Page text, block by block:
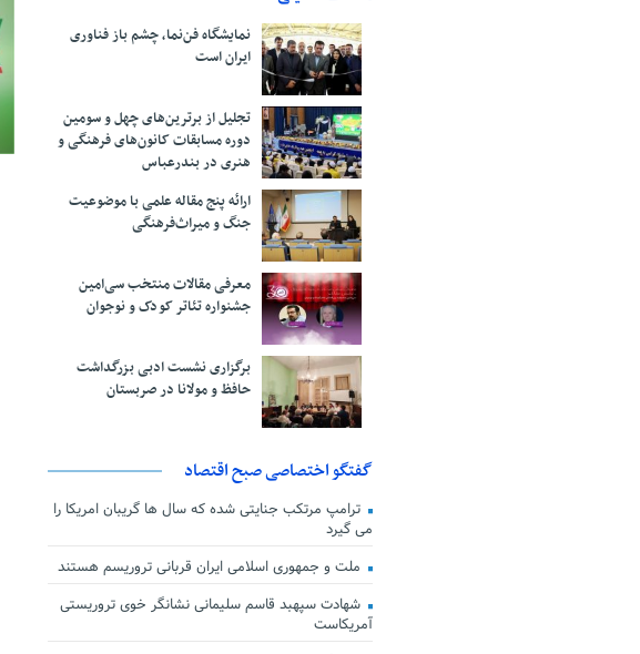
نمایشگاه فن‌نما، چشم باز فناوری
ایران است
تجلیل از بر‌ترین‌های چهل و سومین
دوره مسابقات کانون‌های فرهنگی و
هنری در بندرعباس
ارائه پنج مقاله علمی با موضوعیت
جنگ و میراث‌فرهنگی
معرفی مقالات منتخب سی‌امین
جشنواره تئاتر کودک و نوجوان
برگزاری نشست ادبی بزرگداشت
حافظ و مولانا در صربستان
گفتگو اختصاصی صبح اقتصاد
ترامپ مرتکب جنایتی شده که سال ها گریبان امریکا را
می گیرد
ملت و جمهوری اسلامی ایران قربانی تروریسم هستند
شهادت سپهبد قاسم سلیمانی نشانگر خوی تروریستی
آمریکاست